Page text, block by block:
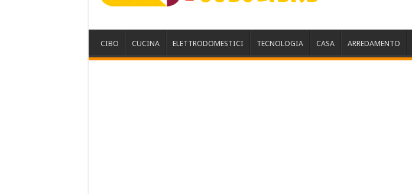
CIBO CUCINA ELETTRODOMESTICI TECNOLOGIA CASA ARREDAMENTO